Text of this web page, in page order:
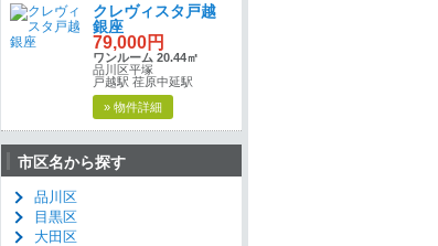
クレヴィスタ戸越
銀座
79,000円
ワンルーム 20.44㎡
品川区平塚
戸越駅 荏原中延駅
» 物件詳細
市区名から探す
品川区
目黒区
大田区